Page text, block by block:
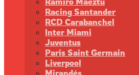
Racing Santander
RCD Carabanchel
Inter Miami
Juventus
Paris Saint Germain
Liverpool
Mirandés